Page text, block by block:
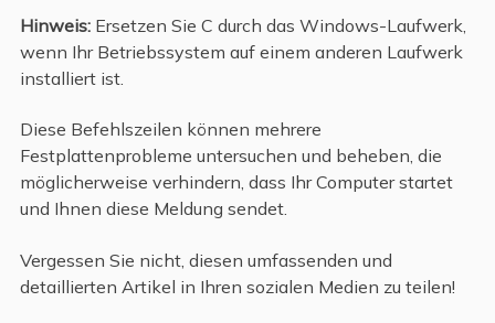
Hinweis:Ersetzen Sie C durch das Windows-Laufwerk,
wenn Ihr Betriebssystem auf einem anderen Laufwerk
installiert ist.
Diese Befehlszeilen können mehrere
Festplattenprobleme untersuchen und beheben, die
möglicherweise verhindern, dass Ihr Computer startet
und Ihnen diese Meldung sendet.
Vergessen Sie nicht, diesen umfassenden und
detaillierten Artikel in Ihren sozialen Medien zu teilen!